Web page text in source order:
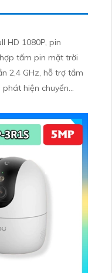
HD 1080P, pin
tấm pin mặt trời
2,4 GHz, hỗ trợ tầm
hiện chuyển